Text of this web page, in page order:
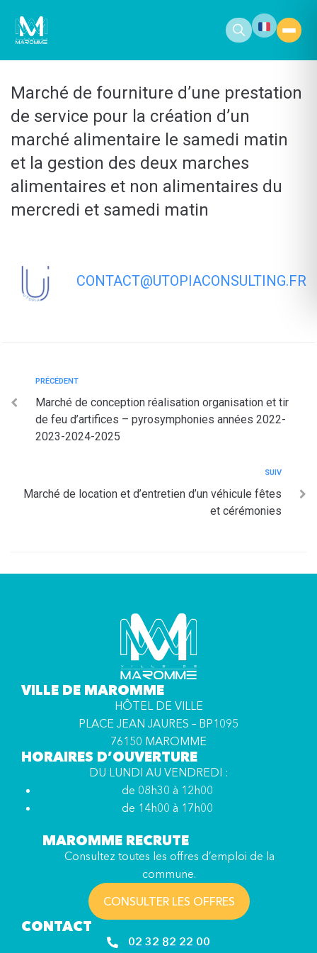
principal
Marché de fourniture d’une prestation
de service pour la création d’un
marché alimentaire le samedi matin
et la gestion des deux marches
alimentaires et non alimentaires du
mercredi et samedi matin
CONTACT@UTOPIACONSULTING.FR
PRÉCÉDENT
Marché de conception réalisation organisation et tir
de feu d’artifices – pyrosymphonies années 2022-
2023-2024-2025
SUIV
Marché de location et d’entretien d’un véhicule fêtes
et cérémonies
VILLE DE MAROMME
HÔTEL DE VILLE
PLACE JEAN JAURES – BP1095
76150 MAROMME
HORAIRES D’OUVERTURE
DU LUNDI AU VENDREDI :
de 08h30 à 12h00
de 14h00 à 17h00
MAROMME RECRUTE
Consultez toutes les offres d’emploi de la
commune.
CONSULTER LES OFFRES
CONTACT
02 32 82 22 00